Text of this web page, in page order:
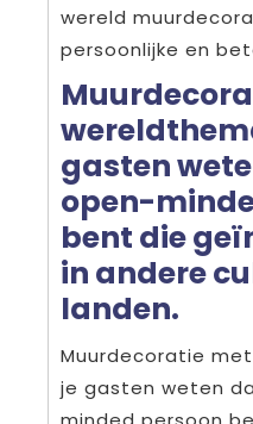
wereld
persoonlijke en
gasten
open-
bent die
in andere
landen.
Muurdecoratie
je gasten weten